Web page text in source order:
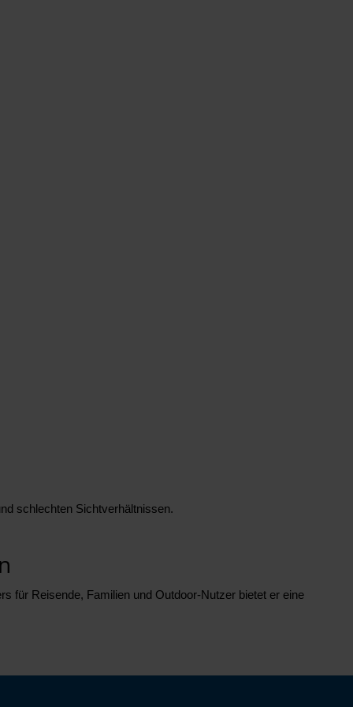
schlechten Sichtverhältnissen.
für Reisende, Familien und Outdoor-Nutzer bietet er eine